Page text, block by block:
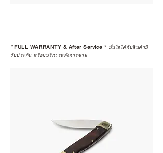
*FULL WARRANTY & After Service * มั่นใจได้กับสินค้ามี
รับประกัน พร้อมบริการหลังการขาย